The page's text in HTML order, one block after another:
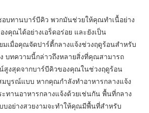
บทานบาร์บีคิว พวกมันช่วยให้คุณทำเนื้อย่าง
คุณได้อย่างเอร็ดอร่อย และยังเป็น
มเมื่อคุณจัดปาร์ตี้กลางแจ้งช่วงฤดูร้อนสำหรับ
บทความนี้กล่าวถึงหลายสิ่งที่คุณสามารถ
สูงสุดจากบาร์บีคิวของคุณในช่วงฤดูร้อน
บูรณ์แบบ หากคุณกำลังทำอาหารกลางแจ้ง
ทานอาหารกลางแจ้งด้วยเช่นกัน พื้นที่กลาง
บอย่างสวยงามจะทำให้คุณมีพื้นที่สำหรับ